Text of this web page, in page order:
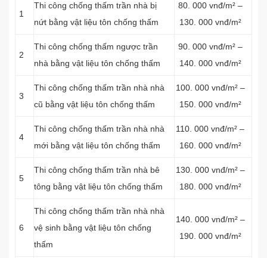
1
Thi công chống thấm trần nhà bị
nứt bằng vật liệu tôn chống thấm
80. 000 vnđ/m² –
130. 000 vnđ/m²
2
Thi công chống thấm ngược trần
nhà bằng vật liệu tôn chống thấm
90. 000 vnđ/m² –
140. 000 vnđ/m²
3
Thi công chống thấm trần nhà nhà
cũ bằng vật liệu tôn chống thấm
100. 000 vnđ/m² –
150. 000 vnđ/m²
4
Thi công chống thấm trần nhà nhà
mới bằng vật liệu tôn chống thấm
110. 000 vnđ/m² –
160. 000 vnđ/m²
5
Thi công chống thấm trần nhà bê
tông bằng vật liệu tôn chống thấm
130. 000 vnđ/m² –
180. 000 vnđ/m²
6
Thi công chống thấm trần nhà nhà
vệ sinh bằng vật liệu tôn chống
thấm
140. 000 vnđ/m² –
190. 000 vnđ/m²